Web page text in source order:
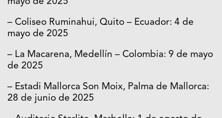
– Coliseo Ruminahui, Quito – Ecuador: 3 de
mayo de 2025
– Coliseo Ruminahui, Quito – Ecuador: 4 de
mayo de 2025
– La Macarena, Medellín – Colombia: 9 de mayo
de 2025
– Estadi Mallorca Son Moix, Palma de Mallorca:
28 de junio de 2025